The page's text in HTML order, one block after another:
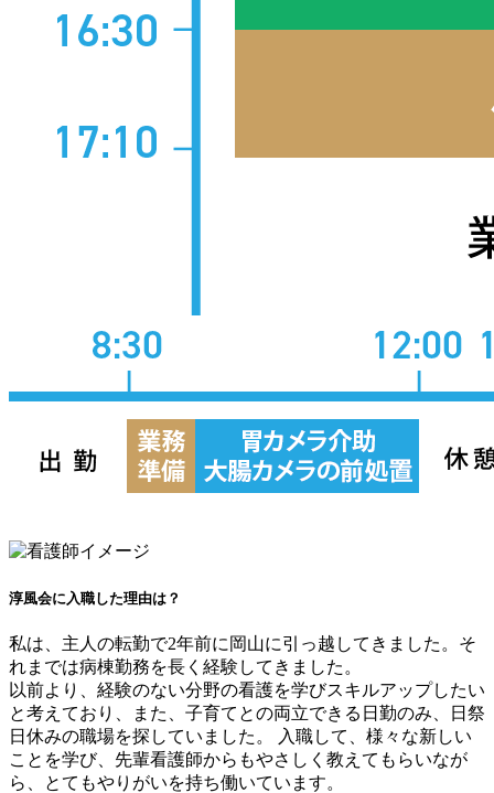
淳風会に入職した理由は？
私は、主人の転勤で2年前に岡山に引っ越してきました。そ
れまでは病棟勤務を長く経験してきました。
以前より、経験のない分野の看護を学びスキルアップしたい
と考えており、また、子育てとの両立できる日勤のみ、日祭
日休みの職場を探していました。 入職して、様々な新しい
ことを学び、先輩看護師からもやさしく教えてもらいなが
ら、とてもやりがいを持ち働いています。